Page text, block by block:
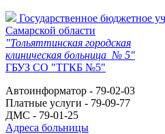
Государственное бюджетное
Самарской области
"Тольяттинская городская
клиническая больница № 5"
ГБУЗ СО "ТГКБ №5"
Автоинформатор - 79-02-03
Платные услуги - 79-09-77
ДМС - 79-01-25
Адреса больницы